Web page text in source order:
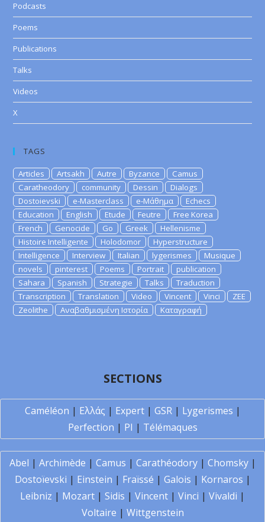
Podcasts
Poems
Publications
Talks
Videos
X
TAGS
Articles Artsakh Autre Byzance
Camus
Caratheodory
community Dessin
Dialogs
Dostoievski
e-Masterclass e-Μάθημα
Echecs
Education
English Etude Feutre
Free Korea
French
Genocide Go Greek
Hellenisme
Histoire Intelligente
Holodomor
Hyperstructure
Intelligence
Interview Italian lygerismes
Musique
novels
pinterest Poems Portrait
publication
Sahara
Spanish Strategie Talks
Traduction
Transcription
Translation Video Vincent Vinci
ZEE
Zeolithe
Αναβαθμισμένη Ιστορία Καταγραφή
SECTIONS
Caméléon | Ελλάς | Expert| GSR| Lygerismes |
Perfection | PI | Télémaques
Abel | Archimède | Camus | Carathéodory| Chomsky|
Dostoïevski | Einstein | Fraïssé | Galois | Kornaros |
Leibniz | Mozart | Sidis | Vincent | Vinci | Vivaldi |
Voltaire | Wittgenstein